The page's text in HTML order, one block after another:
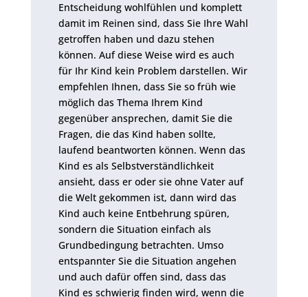
Entscheidung wohlfühlen und komplett
damit im Reinen sind, dass Sie Ihre Wahl
getroffen haben und dazu stehen
können. Auf diese Weise wird es auch
für Ihr Kind kein Problem darstellen. Wir
empfehlen Ihnen, dass Sie so früh wie
möglich das Thema Ihrem Kind
gegenüber ansprechen, damit Sie die
Fragen, die das Kind haben sollte,
laufend beantworten können. Wenn das
Kind es als Selbstverständlichkeit
ansieht, dass er oder sie ohne Vater auf
die Welt gekommen ist, dann wird das
Kind auch keine Entbehrung spüren,
sondern die Situation einfach als
Grundbedingung betrachten. Umso
entspannter Sie die Situation angehen
und auch dafür offen sind, dass das
Kind es schwierig finden wird, wenn die